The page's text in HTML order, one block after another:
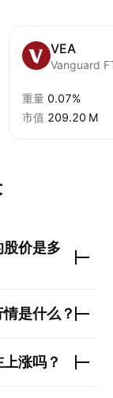
VEA
重量 0.07%
市值 ‪209.20 M‬
股价是多
情是什么？
涨吗？